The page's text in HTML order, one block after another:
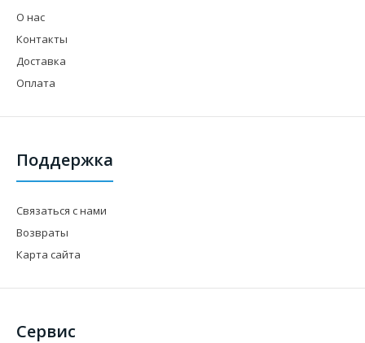
О нас
Контакты
Доставка
Оплата
Поддержка
Связаться с нами
Возвраты
Карта сайта
Сервис